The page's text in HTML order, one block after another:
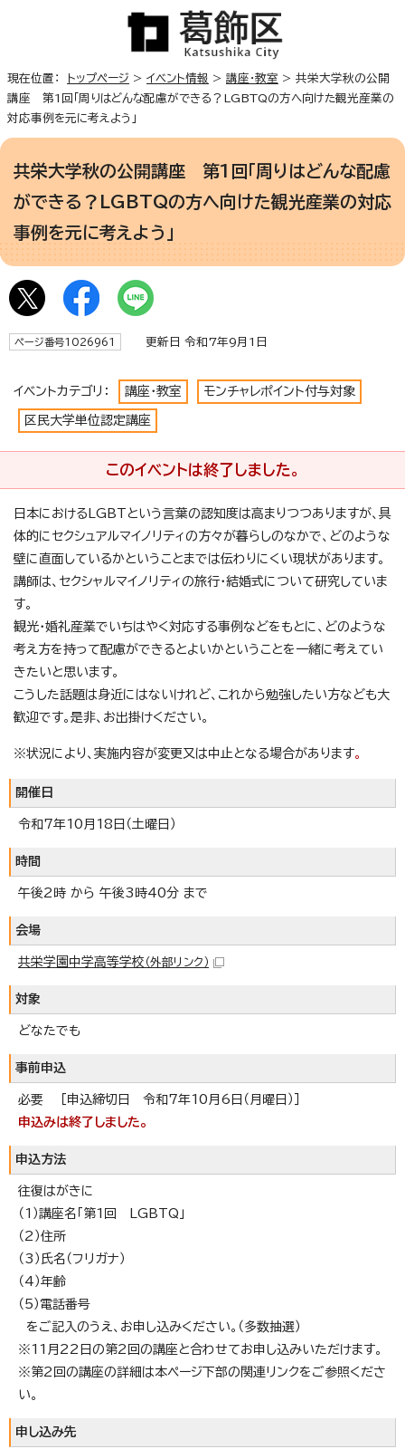
現在位置： トップページ > イベント情報 > 講座・教室 > 共栄大学秋の公開
講座 第1回「周りはどんな配慮ができる？LGBTQの方へ向けた観光産業の
対応事例を元に考えよう」
共栄大学秋の公開講座 第1回「周りはどんな配慮
ができる？LGBTQの方へ向けた観光産業の対応
事例を元に考えよう」
ページ番号1026961 更新日 令和7年9月1日
イベントカテゴリ： 講座・教室 モンチャレポイント付与対象
区民大学単位認定講座
このイベントは終了しました。
日本におけるLGBTという言葉の認知度は高まりつつありますが、具
体的にセクシュアルマイノリティの方々が暮らしのなかで、どのような
壁に直面しているかということまでは伝わりにくい現状があります。
講師は、セクシャルマイノリティの旅行・結婚式について研究していま
す。
観光・婚礼産業でいちはやく対応する事例などをもとに、どのような
考え方を持って配慮ができるとよいかということを一緒に考えてい
きたいと思います。
こうした話題は身近にはないけれど、これから勉強したい方なども大
歓迎です。是非、お出掛けください。
※状況により、実施内容が変更又は中止となる場合があります。
開催日
令和7年10月18日（土曜日）
時間
午後2時 から 午後3時40分 まで
会場
共栄学園中学高等学校 （外部リンク）
対象
どなたでも
事前申込
必要 ［申込締切日 令和7年10月6日（月曜日）］
申込みは終了しました。
申込方法
往復はがきに
（1）講座名「第1回 LGBTQ」
（2）住所
（3）氏名（フリガナ）
（4）年齢
（5）電話番号
をご記入のうえ、お申し込みください。（多数抽選）
※11月22日の第2回の講座と合わせてお申し込みいただけます。
※第2回の講座の詳細は本ページ下部の関連リンクをご参照くださ
い。
申し込み先